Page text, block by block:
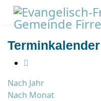
Terminkalender
Nach Jahr
Nach Monat